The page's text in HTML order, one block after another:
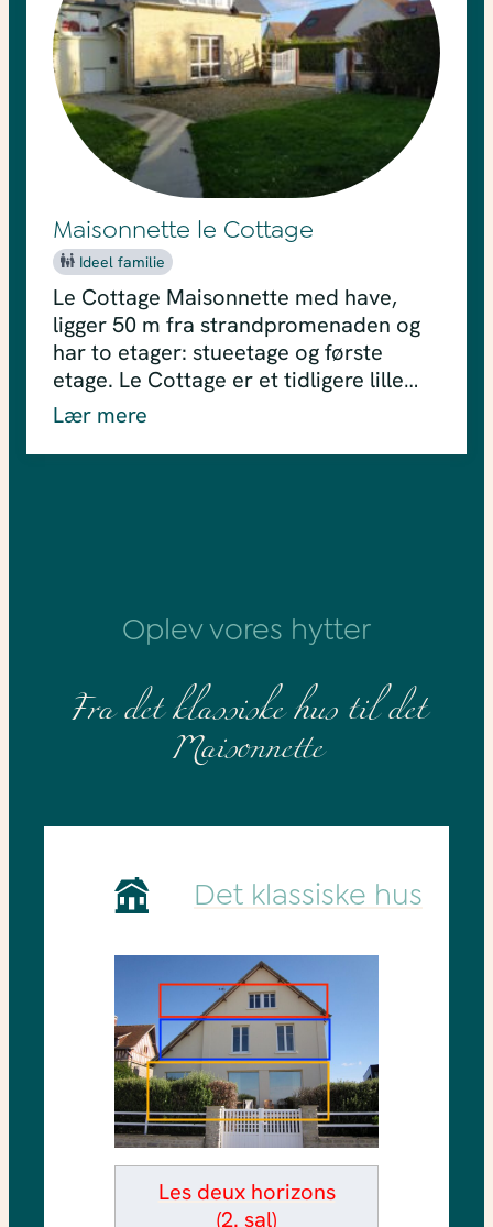
Maisonnette le Cottage
Ideel familie
Le Cottage Maisonnette med have,
ligger 50 m fra strandpromenaden og
har to etager: stueetage og første
etage. Le Cottage er et tidligere lille…
Lær mere
Oplev vores hytter
Fra det klassiske hus til det
Maisonnette
Det klassiske hus
Les deux horizons
(2. sal)